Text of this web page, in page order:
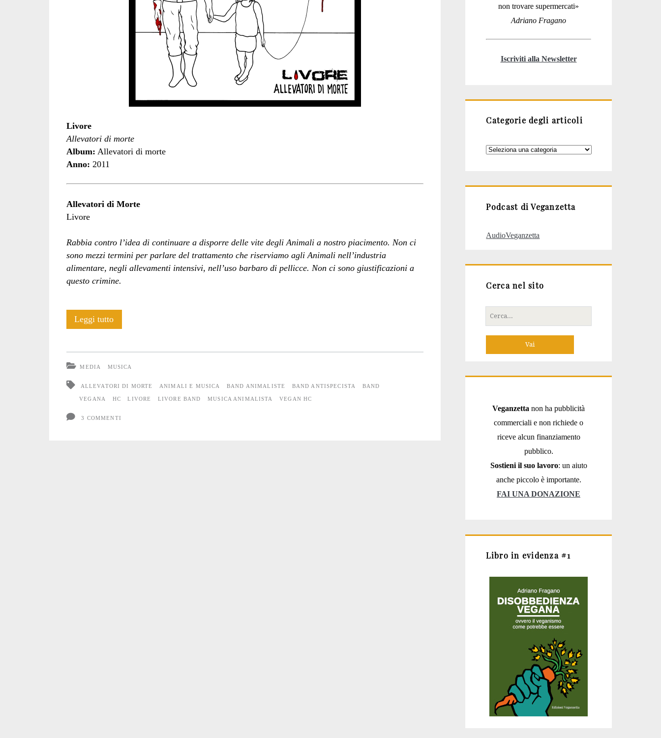
Livore
Allevatori di morte
Album: Allevatori di morte
Anno: 2011
Allevatori di Morte
Livore
Rabbia contro l’idea di continuare a disporre delle vite degli Animali a nostro piacimento. Non ci
sono mezzi termini per parlare del trattamento che riserviamo agli Animali nell’industria
alimentare, negli allevamenti intensivi, nell’uso barbaro di pellicce. Non ci sono giustificazioni a
questo crimine.
Leggi tuttoLivore:
MEDIA MUSICA
ALLEVATORI DI MORTE ANIMALI E MUSICA BAND ANIMALISTE BAND ANTISPECISTA BAND
VEGANA HC LIVORE LIVORE BAND MUSICA ANIMALISTA VEGAN HC
3 COMMENTI
non trovare supermercati»
Adriano Fragano
Iscriviti alla Newsletter
Categorie degli articoli
Categorie
Podcast di Veganzetta
AudioVeganzetta
Cerca nel sito
Cerca
per:
Veganzetta non ha pubblicità
commerciali e non richiede o
riceve alcun finanziamento
pubblico.
Sostieni il suo lavoro: un aiuto
anche piccolo è importante.
FAI UNA DONAZIONE
Libro in evidenza #1